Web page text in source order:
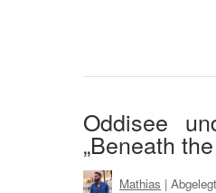
Oddisee
„Beneath
Mathias |